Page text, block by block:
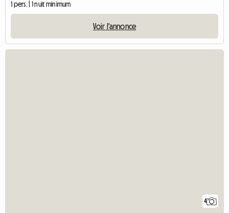
1 pers. | 1 nuit minimum
Voir l'annonce
4